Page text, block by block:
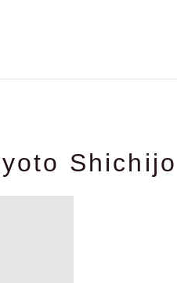
Shichijo